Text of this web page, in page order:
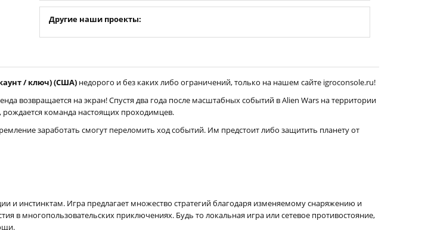
Другие наши проекты:
/ ключ) (США) недорого и без каких либо ограничений, только на нашем сайте igroconsole.ru!
возвращается на экран! Спустя два года после масштабных событий в Alien Wars на территории
команда настоящих проходимцев.
заработать смогут переломить ход событий. Им предстоит либо защитить планету от
и инстинктам. Игра предлагает множество стратегий благодаря изменяемому снаряжению и
многопользовательских приключениях. Будь то локальная игра или сетевое противостояние,